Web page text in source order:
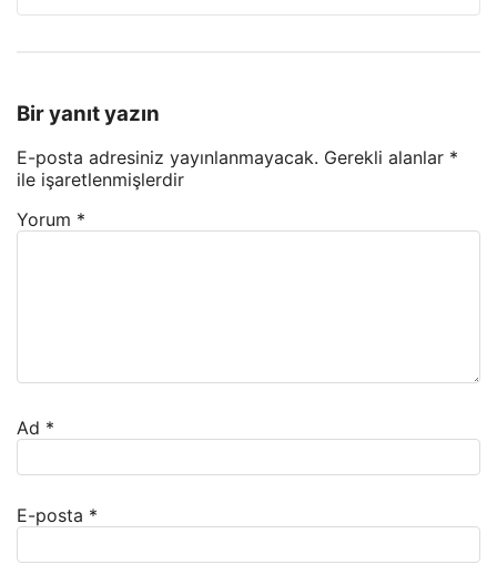
Bir yanıt yazın
E-posta adresiniz yayınlanmayacak. Gerekli alanlar *
ile işaretlenmişlerdir
Yorum *
Ad *
E-posta *